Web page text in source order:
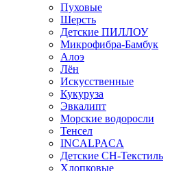
Пуховые
Шерсть
Детские ПИЛЛОУ
Микрофибра-Бамбук
Алоэ
Лён
Искусственные
Кукуруза
Эвкалипт
Морские водоросли
Тенсел
INCALPACA
Детские СН-Текстиль
Хлопковые